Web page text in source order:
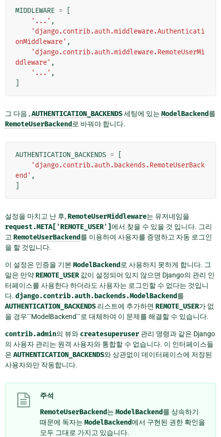
MIDDLEWARE =
'...' ,
'django.contrib.auth.middleware.Authenticati
onMiddleware' ,
'django.contrib.auth.middleware.RemoteUserMi
ddleware' ,
'...' ,
그 다음 ,AUTHENTICATION_BACKENDS세팅에 있는 ModelBackend를
RemoteUserBackend로 바꿔야 합니다.
AUTHENTICATION_BACKENDS =
'django.contrib.auth.backends.RemoteUserBack
end' ,
설정을 마치고 난 후,RemoteUserMiddleware는 유저네임을
request.META['REMOTE_USER']에서 찾을 수 있을 것 입니다. 그리
고 RemoteUserBackend를 이용하여 사용자를 증명하고 자동 로그인
을 할 것입니다.
이 설정은 인증을 기본 ModelBackend로 사용하지 못하게 합니다. 그
말은 만약REMOTE_USER값이 설정되어 있지 않으면 Django의 관리 인
터페이스를 사용한다 하더라도 사용자는 로그인할 수 없다는 것입니
다. django.contrib.auth.backends.ModelBackend를
AUTHENTICATION_BACKENDS 리스트에 추가하면 REMOTE_USER가 없
을 경우``ModelBackend``로 대체하여 이 문제를 해결할 수 있습니다.
contrib.admin의 뷰와 createsuperuser 관리 명령과 같은 Django
의 사용자 관리는 원격 사용자와 통합할 수 없습니다. 이 인터페이스들
은 AUTHENTICATION_BACKENDS와 상관없이 데이터페이스에 저장된
사용자와만 작동합니다.
주석
RemoteUserBackend는 ModelBackend를 상속하기
때문에 독자는 ModelBackend에서 구현된 권한 확인을
모두 그대로 가지고 있습니다.